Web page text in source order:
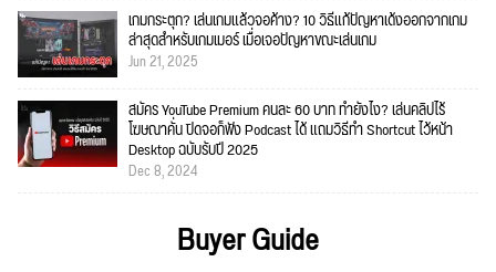
เกมกระตุก? เล่นเกมแล้วจอค้าง? 10 วิธีแก้ปัญหาเด้งออกจากเกม
ล่าสุดสำหรับเกมเมอร์ เมื่อเจอปัญหาขณะเล่นเกม
Jun 21, 2025
สมัคร YouTube Premium คนละ 60 บาท ทำยังไง? เล่นคลิปไร้
โฆษณาคั่น ปิดจอก็ฟัง Podcast ได้ แถมวิธีทำ Shortcut ไว้หน้า
Desktop ฉบับรับปี 2025
Dec 8, 2024
Buyer Guide